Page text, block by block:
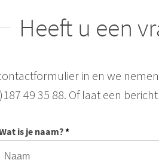
Heeft u een
in en we
49 35 88. Of laat een
is je naam?*